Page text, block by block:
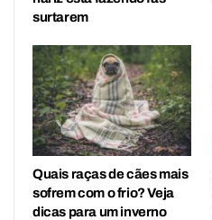
surtarem
Quais raças de cães mais
sofrem com o frio? Veja
dicas para um inverno